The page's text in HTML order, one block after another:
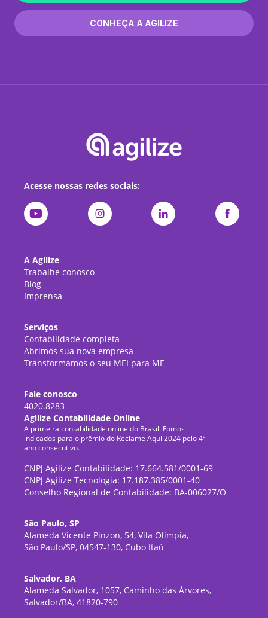
CONHEÇA A AGILIZE
Acesse nossas redes sociais:
A Agilize
Trabalhe conosco
Blog
Imprensa
Serviços
Contabilidade completa
Abrimos sua nova empresa
Transformamos o seu MEI para ME
Fale conosco
4020.8283
Agilize Contabilidade Online
A primeira contabilidade online do Brasil. Fomos
indicados para o prêmio do Reclame Aqui 2024 pelo 4º
ano consecutivo.
CNPJ Agilize Contabilidade: 17.664.581/0001-69
CNPJ Agilize Tecnologia: 17.187.385/0001-40
Conselho Regional de Contabilidade: BA-006027/O
São Paulo, SP
Alameda Vicente Pinzon, 54, Vila Olímpia,
São Paulo/SP, 04547-130, Cubo Itaú
Salvador, BA
Alameda Salvador, 1057, Caminho das Árvores,
Salvador/BA, 41820-790